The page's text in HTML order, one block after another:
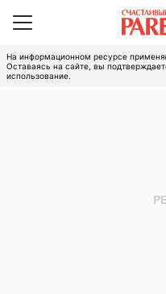
На информационном ресурсе
Оставаясь на сайте, вы
использование.